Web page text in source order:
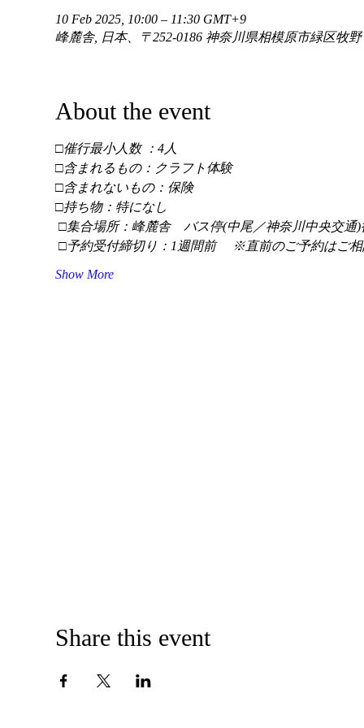
10 Feb 2025, 10:00 – 11:30 GMT+9
峰麓舎, 日本、〒252-0186 神奈川県相模原市緑区牧
About the event
□催行最小人数 ：4人
□含まれるもの：クラフト体験
□含まれないもの：保険
□持ち物：特になし
□集合場所：峰麓舎　バス停(中尾／神奈川中央交通)
□予約受付締切り：1週間前 　※直前のご予約はご
Show More
Share this event